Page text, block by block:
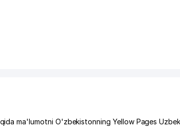
ma'lumotni O'zbekistonning Yellow Pages